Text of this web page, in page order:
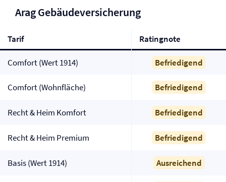
Arag Gebäude­versicherung
Tarif Ratingnote
Comfort (Wert 1914) Befriedigend
Comfort (Wohnfläche) Befriedigend
Recht & Heim Komfort Befriedigend
Recht & Heim Premium Befriedigend
Basis (Wert 1914) Ausreichend